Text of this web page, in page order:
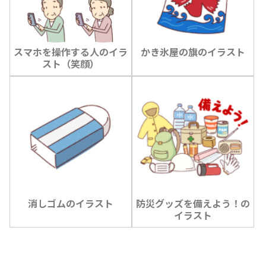
スマホを操作する人のイラ
スト（笑顔）
かき氷屋の旗のイラスト
消しゴムのイラスト
防災グッズを備えよう！の
イラスト